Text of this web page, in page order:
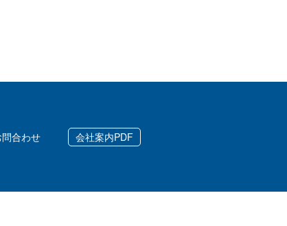
問合わせ 会社案内PDF